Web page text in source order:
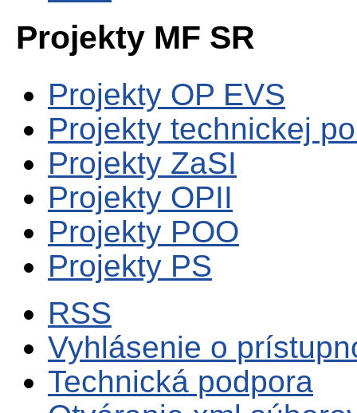
Projekty MF SR
Projekty OP EVS
Projekty technickej
Projekty ZaSI
Projekty OPII
Projekty POO
Projekty PS
RSS
Vyhlásenie o
Technická podpora